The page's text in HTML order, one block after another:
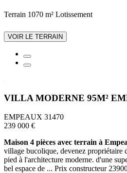
Terrain 1070 m² Lotissement
VOIR LE TERRAIN
VILLA MODERNE 95M²
EMPEAUX 31470
239 000 €
Maison 4 pièces avec terrain à
village bucolique, devenez propriétaire
pied à l'architecture moderne. d'une
bel espace de ... Prix constructeur